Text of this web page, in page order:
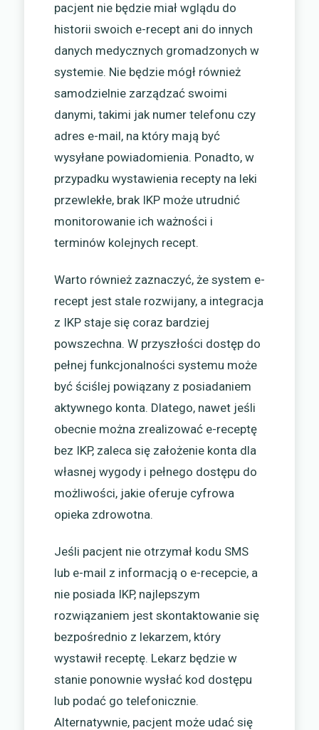
pacjent nie będzie miał wglądu do
historii swoich e-recept ani do innych
danych medycznych gromadzonych w
systemie. Nie będzie mógł również
samodzielnie zarządzać swoimi
danymi, takimi jak numer telefonu czy
adres e-mail, na który mają być
wysyłane powiadomienia. Ponadto, w
przypadku wystawienia recepty na leki
przewlekłe, brak IKP może utrudnić
monitorowanie ich ważności i
terminów kolejnych recept.
Warto również zaznaczyć, że system e-
recept jest stale rozwijany, a integracja
z IKP staje się coraz bardziej
powszechna. W przyszłości dostęp do
pełnej funkcjonalności systemu może
być ściślej powiązany z posiadaniem
aktywnego konta. Dlatego, nawet jeśli
obecnie można zrealizować e-receptę
bez IKP, zaleca się założenie konta dla
własnej wygody i pełnego dostępu do
możliwości, jakie oferuje cyfrowa
opieka zdrowotna.
Jeśli pacjent nie otrzymał kodu SMS
lub e-mail z informacją o e-recepcie, a
nie posiada IKP, najlepszym
rozwiązaniem jest skontaktowanie się
bezpośrednio z lekarzem, który
wystawił receptę. Lekarz będzie w
stanie ponownie wysłać kod dostępu
lub podać go telefonicznie.
Alternatywnie, pacjent może udać się